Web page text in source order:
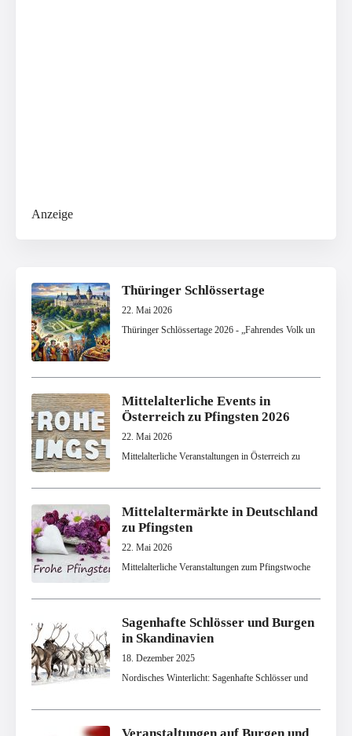
Anzeige
Thüringer Schlössertage
22. Mai 2026
Thüringer Schlössertage 2026 - „Fahrendes Volk un
Mittelalterliche Events in
Österreich zu Pfingsten 2026
22. Mai 2026
Mittelalterliche Veranstaltungen in Österreich zu
Mittelaltermärkte in Deutschland
zu Pfingsten
22. Mai 2026
Mittelalterliche Veranstaltungen zum Pfingstwoche
Sagenhafte Schlösser und Burgen
in Skandinavien
18. Dezember 2025
Nordisches Winterlicht: Sagenhafte Schlösser und